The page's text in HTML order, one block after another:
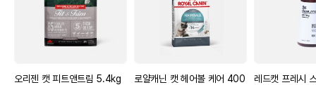
오리젠 캣 피트앤트림 5.4kg
로얄캐닌 캣 헤어볼 케어 400
레드캣 프레시